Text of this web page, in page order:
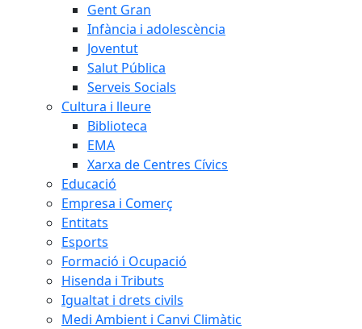
Gent Gran
Infància i adolescència
Joventut
Salut Pública
Serveis Socials
Cultura i lleure
Biblioteca
EMA
Xarxa de Centres Cívics
Educació
Empresa i Comerç
Entitats
Esports
Formació i Ocupació
Hisenda i Tributs
Igualtat i drets civils
Medi Ambient i Canvi Climàtic